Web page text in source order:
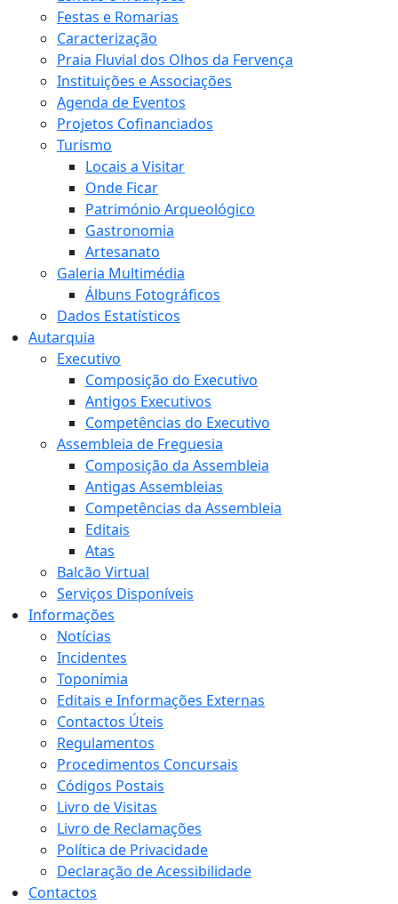
Festas e Romarias
Caracterização
Praia Fluvial dos Olhos da Fervença
Instituições e Associações
Agenda de Eventos
Projetos Cofinanciados
Turismo
Locais a Visitar
Onde Ficar
Património Arqueológico
Gastronomia
Artesanato
Galeria Multimédia
Álbuns Fotográficos
Dados Estatísticos
Autarquia
Executivo
Composição do Executivo
Antigos Executivos
Competências do Executivo
Assembleia de Freguesia
Composição da Assembleia
Antigas Assembleias
Competências da Assembleia
Editais
Atas
Balcão Virtual
Serviços Disponíveis
Informações
Notícias
Incidentes
Toponímia
Editais e Informações Externas
Contactos Úteis
Regulamentos
Procedimentos Concursais
Códigos Postais
Livro de Visitas
Livro de Reclamações
Política de Privacidade
Declaração de Acessibilidade
Contactos